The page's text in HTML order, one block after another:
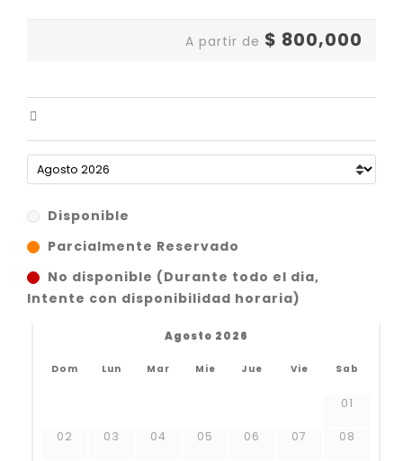
A partir de $ 800,000
Disponible
Parcialmente Reservado
No disponible (Durante todo el dia,
Intente con disponibilidad horaria)
Agosto 2026
Dom Lun Mar Mie Jue Vie Sab
01
02 03 04 05 06 07 08